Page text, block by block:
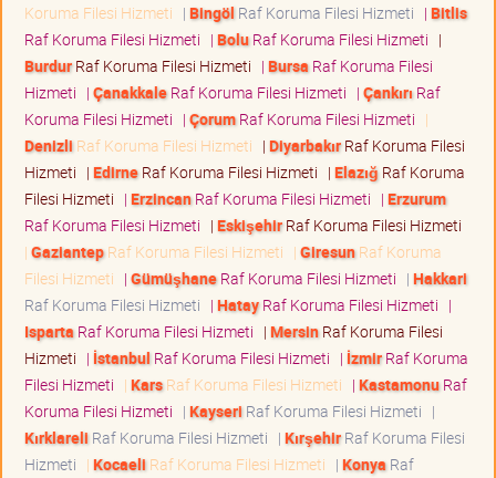
Koruma Filesi Hizmeti | Bingöl Raf Koruma Filesi Hizmeti | Bitlis
Raf Koruma Filesi Hizmeti | BoluRaf Koruma Filesi Hizmeti |
BurdurRaf Koruma Filesi Hizmeti | Bursa Raf Koruma Filesi
Hizmeti | ÇanakkaleRaf Koruma Filesi Hizmeti | Çankırı Raf
Koruma Filesi Hizmeti | ÇorumRaf Koruma Filesi Hizmeti |
Denizli Raf Koruma Filesi Hizmeti | DiyarbakırRaf Koruma Filesi
Hizmeti | EdirneRaf Koruma Filesi Hizmeti | Elazığ Raf Koruma
Filesi Hizmeti | ErzincanRaf Koruma Filesi Hizmeti | Erzurum
Raf Koruma Filesi Hizmeti | EskişehirRaf Koruma Filesi Hizmeti
| GaziantepRaf Koruma Filesi Hizmeti | GiresunRaf Koruma
Filesi Hizmeti | GümüşhaneRaf Koruma Filesi Hizmeti | Hakkari
Raf Koruma Filesi Hizmeti | HatayRaf Koruma Filesi Hizmeti |
Isparta Raf Koruma Filesi Hizmeti | MersinRaf Koruma Filesi
Hizmeti | İstanbul Raf Koruma Filesi Hizmeti | İzmirRaf Koruma
Filesi Hizmeti | KarsRaf Koruma Filesi Hizmeti | KastamonuRaf
Koruma Filesi Hizmeti | Kayseri Raf Koruma Filesi Hizmeti |
Kırklareli Raf Koruma Filesi Hizmeti | KırşehirRaf Koruma Filesi
Hizmeti | Kocaeli Raf Koruma Filesi Hizmeti | Konya Raf